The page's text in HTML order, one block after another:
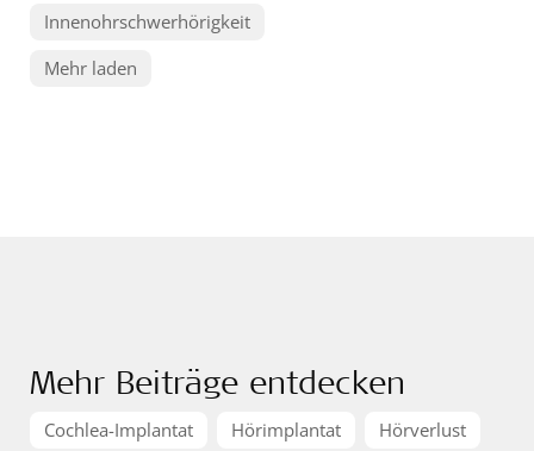
Innenohrschwerhörigkeit
Mehr laden
Mehr Beiträge entdecken
Cochlea-Implantat Hörimplantat
Hörverlust